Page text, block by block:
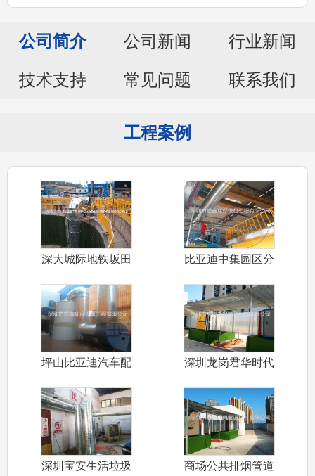
公司简介 公司新闻 行业新闻
技术支持 常见问题 联系我们
工程案例
深大城际地铁坂田
比亚迪中集园区分
坪山比亚迪汽车配
深圳龙岗君华时代
深圳宝安生活垃圾 商场公共排烟管道